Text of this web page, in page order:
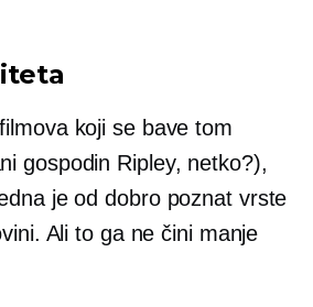
koji se bave tom
gospodin Ripley, netko?),
je oddobro poznatvrste
Ali to ga ne čini manje